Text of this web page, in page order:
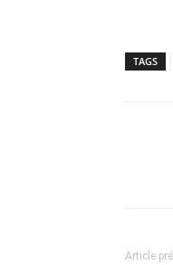
TAGS
Article